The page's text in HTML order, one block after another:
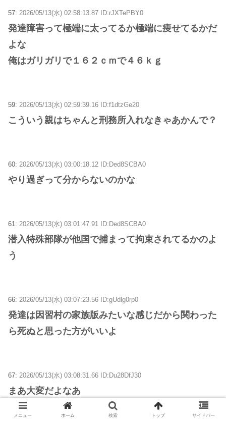
57: 2026/05/13(水) 02:58:13.87 ID:rJXTePBY0
発達障害って極端に太ってるか極端に痩せてるかだ
よな
俺はガリガリで１６２ｃｍで４６ｋｇ
59: 2026/05/13(水) 02:59:39.16 ID:f1dtzGe20
こういう親はちゃんと刑務所入れなきゃあかんで？
60: 2026/05/13(水) 03:00:18.12 ID:Ded8SCBA0
やり過ぎって分からないのかな
61: 2026/05/13(水) 03:01:47.91 ID:Ded8SCBA0
潜入特殊部隊が他国で捕まって拘束されてるかのよ
う
66: 2026/05/13(水) 03:07:23.56 ID:gUdlg0rp0
発達は因習村の家族版みたいな感じだから関わった
ら死ぬと思った方がいいよ
67: 2026/05/13(水) 03:08:31.66 ID:Du28DfJ30
まあ大変だよなあ
メニュー ホーム 検索 トップ サイドバー